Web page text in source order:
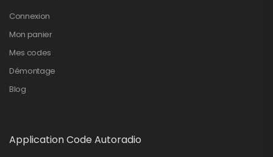
Connexion
Mon panier
Mes codes
Démontage
Blog
Application Code Autoradio